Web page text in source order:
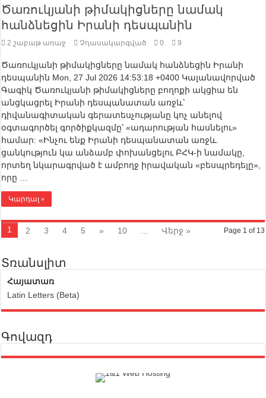
Ծառուկյանի թիմակիցները նամակ
հանձնեցին Իրանի դեսպանին
2 շաբաթ առաջ Չդասակարգված 0 9
Ծառուկյանի թիմակիցները նամակ հանձնեցին Իրանի
դեսպանին Mon, 27 Jul 2026 14:53:18 +0400 Կալանավորված
Գագիկ Ծառուկյանի թիմակիցները բողոքի ակցիա են
անցկացրել Իրանի դեսպանատան առջև՝
դիվանագիտական գերատեսչությանը կոչ անելով
օգտագործել գործիքկազմը՝ «ադարության հասնելու»
համար: «Ինչու ենք Իրանի դեսպանատան առջև.
ցանկություն կա անձամբ փոխանցելու ԲՀԿ-ի նամակը,
որտեղ նկարագրված է ամբողջ իրավական «բեսպրեդելը»,
որը …
Կարդալ »
Page 1 of 13
1 2 3 4 5 » 10 ... Վերջ »
Տռանսլիտ
Հայատառ
Latin Letters (Beta)
Գովազդ